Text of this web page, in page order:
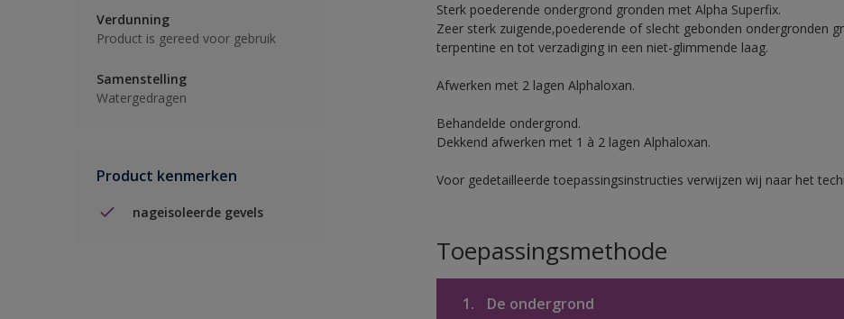
Verdunning
Product is gereed voor gebruik
Samenstelling
Watergedragen
Product kenmerken
nageisoleerde gevels
Sterk poederende ondergrond gronden met Alpha Superfix.
Zeer sterk zuigende,poederende of slecht gebonden ondergronden
terpentine en tot verzadiging in een niet-glimmende laag.
Afwerken met 2 lagen Alphaloxan.
Behandelde ondergrond.
Dekkend afwerken met 1 à 2 lagen Alphaloxan.
Voor gedetailleerde toepassingsinstructies verwijzen wij naar het
Toepassingsmethode
1. De ondergrond